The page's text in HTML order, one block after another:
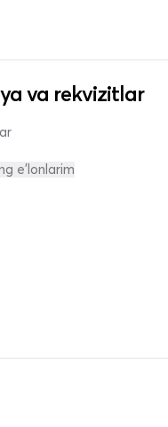
va rekvizitlar
e'lonlarim